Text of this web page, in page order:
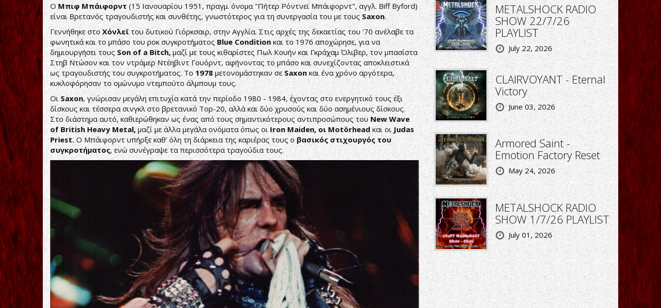
ΟΜπιφ Μπάιφορντ (15 Ιανουαρίου 1951, πραγμ. όνομα "Πήτερ Ρόντνεϊ Μπάιφορντ", αγγλ. Biff Byford)
είναι Βρετανός τραγουδιστής και συνθέτης, γνωστότερος για τη συνεργασία του με τους Saxon.
Γεννήθηκε στοΧόνλεϊ του δυτικού Γιόρκσαιρ, στην Αγγλία. Στις αρχές της δεκαετίας του '70 ανέλαβε τα
φωνητικά και το μπάσο του ροκ συγκροτήματος Blue Condition και το 1976 αποχώρησε, για να
δημιουργήσει τουςSon of a Bitch,μαζί με τους κιθαρίστες Πωλ Κουήν και Γκράχαμ Όλιβερ, τον μπασίστα
Στηβ Ντώσον και τον ντράμερ Ντέηβιντ Γουόρντ, αφήνοντας το μπάσο και συνεχίζοντας αποκλειστικά
ως τραγουδιστής του συγκροτήματος. Το1978μετονομάστηκαν σε Saxonκαι ένα χρόνο αργότερα,
κυκλοφόρησαν το ομώνυμο ντεμπούτο άλμπουμ τους.
ΟιSaxon, γνώρισαν μεγάλη επιτυχία κατά την περίοδο 1980 - 1984, έχοντας στο ενεργητικό τους έξι
δίσκους και τέσσερα σινγκλ στο βρετανικό Top-20, αλλά και δύο χρυσούς και δύο ασημένιους δίσκους.
Στο διάστημα αυτό, καθιερώθηκαν ως ένας από τους σημαντικότερους αντιπροσώπους τουNew Wave
of British Heavy Metal,μαζί με άλλα μεγάλα ονόματα όπως οι Iron Maiden, οι Motörheadκαι οι Judas
Priest. Ο Μπάιφορντ υπήρξε καθ' όλη τη διάρκεια της καριέρας τους οβασικός στιχουργός του
συγκροτήματος, ενώ συνέγραψε τα περισσότερα τραγούδια τους.
METALSHOCK RADIO
SHOW 22/7/26
PLAYLIST
July 22, 2026
CLAIRVOYANT - Eternal
Victory
June 03, 2026
Armored Saint -
Emotion Factory Reset
May 24, 2026
METALSHOCK RADIO
SHOW 1/7/26 PLAYLIST
July 01, 2026